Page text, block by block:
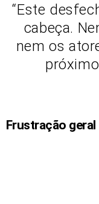
“Este
cabeça.
nem os
Frustração geral